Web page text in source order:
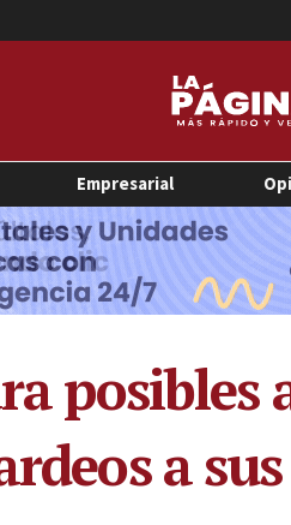
Empresarial
posibles
a